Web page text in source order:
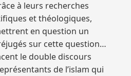
à leurs recherches
et théologiques,
en question un
sur cette question…
le double discours
de l’islam qui